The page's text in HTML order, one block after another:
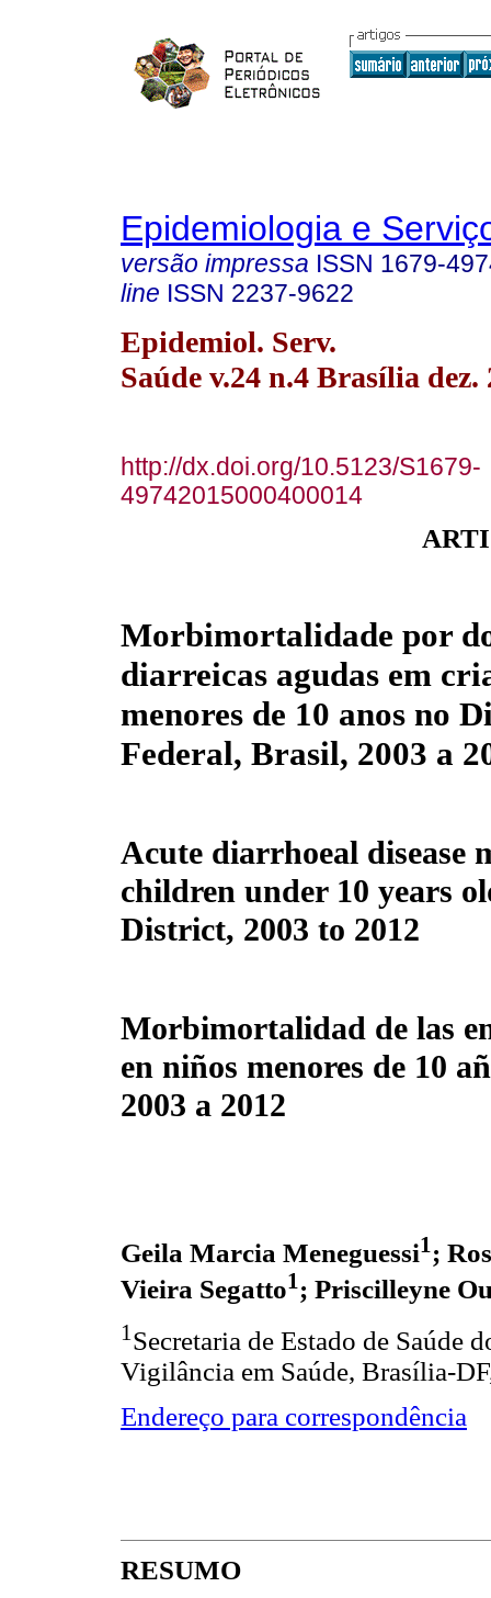
Epidemiologia e
versão impressa ISSN 1679-
line ISSN 2237-9622
Epidemiol. Serv.
Saúde v.24 n.4 Brasília dez.
http://dx.doi.org/10.5123/S1679-
49742015000400014
Morbimortalidade por
diarreicas agudas em
menores de 10 anos no
Federal, Brasil, 2003 a
Acute diarrhoeal
children under 10 years
District, 2003 to 2012
Morbimortalidad de las
en niños menores de 10
2003 a 2012
Geila Marcia Meneguessi1 ;
Vieira Segatto1 ; Priscilleyne
1 Secretaria de Estado de Saúde
Vigilância em Saúde, Brasília-
Endereço para correspondência
RESUMO